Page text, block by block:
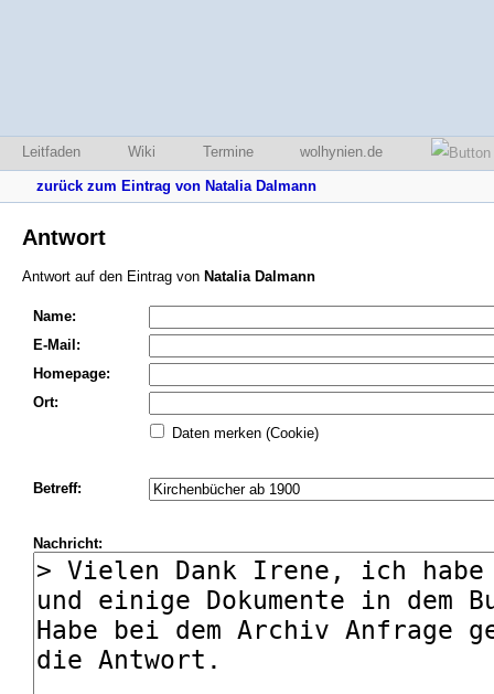
Leitfaden Wiki Termine wolhynien.de
zurück zum Eintrag von Natalia Dalmann
Antwort
Antwort auf den Eintrag von Natalia Dalmann
Name:
E-Mail:
Homepage:
Ort:
Daten merken (Cookie)
Betreff:
Nachricht: